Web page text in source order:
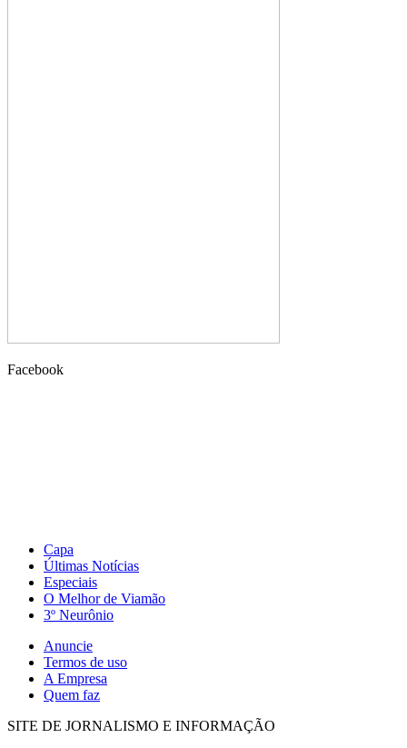
Facebook
Capa
Últimas Notícias
Especiais
O Melhor de Viamão
3º Neurônio
Anuncie
Termos de uso
A Empresa
Quem faz
SITE DE JORNALISMO E INFORMAÇÃO